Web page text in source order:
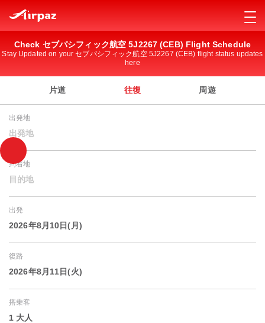
Check セブパシフィック航空 5J2267 (CEB) Flight Schedule
Stay Updated on your セブパシフィック航空 5J2267 (CEB) flight status updates
here
片道 往復 周遊
出発地
出発地
到着地
目的地
出発
2026年8月10日(月)
復路
2026年8月11日(火)
搭乗客
1 大人